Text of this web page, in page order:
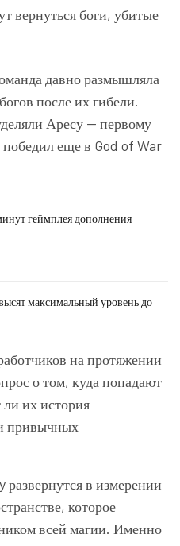
давно размышляла
после их гибели.
Аресу — первому
победил еще в God of War
геймплея дополнения
максимальный уровень до
на протяжении
о том, куда попадают
их история
привычных
в измерении
которое
всей магии. Именно